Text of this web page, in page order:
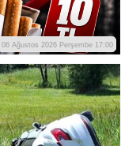
06 Ağustos 2026 Perşembe 17:00